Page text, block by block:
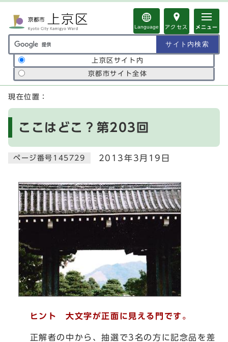
Language アクセス メニュー
サイト内検索の範囲
上京区サイト内
京都市サイト全体
ここから本文です
現在位置：
ここはどこ？第203回
ページ番号145729 2013年3月19日
ヒント 大文字が正面に見える門です。
正解者の中から、抽選で3名の方に記念品を差